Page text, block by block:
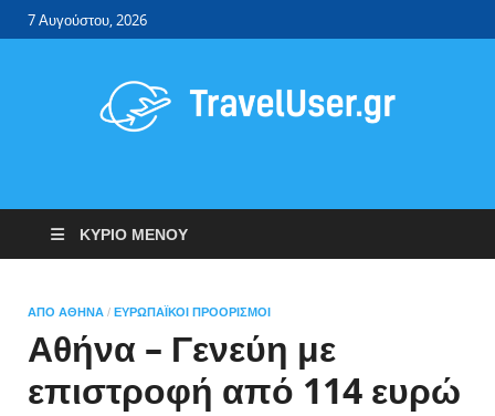
7 Αυγούστου, 2026
Travel User
ΚΎΡΙΟ ΜΕΝΟΎ
ΑΠΌ ΑΘΉΝΑ / ΕΥΡΩΠΑΪΚΟΊ ΠΡΟΟΡΙΣΜΟΊ
Αθήνα – Γενεύη με
επιστροφή από 114 ευρώ